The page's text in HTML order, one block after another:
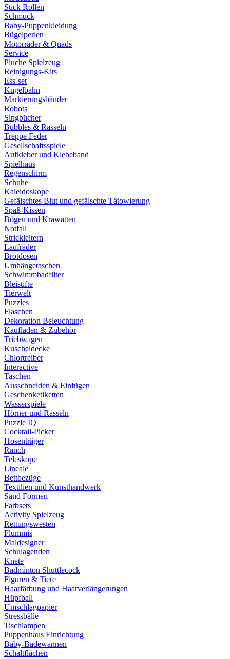
Stick Rollen
Schmuck
Baby-Puppenkleidung
Bügelperlen
Motorräder & Quads
Service
Pluche Spielzeug
Reinigungs-Kits
Ess-set
Kugelbahn
Markierungsbänder
Robots
Singbücher
Bubbles & Rasseln
Treppe Feder
Gesellschaftsspiele
Aufkleber und Klebeband
Spielhaus
Regenschirm
Schuhe
Kaleidoskope
Gefälschtes Blut und gefälschte Tätowierung
Spaß-Kissen
Bögen und Krawatten
Notfall
Strickleitern
Laufräder
Brotdosen
Umhängetaschen
Schwimmbadfilter
Bleistifte
Tierwelt
Puzzles
Flaschen
Dekoration Beleuchtung
Kaufladen & Zubehör
Triebwagen
Kuscheldecke
Chlortreiber
Interactive
Taschen
Ausschneiden & Einfügen
Geschenketiketten
Wasserspiele
Hörner und Rasseln
Puzzle IQ
Cocktail-Picker
Hosenträger
Ranch
Teleskope
Lineale
Bettbezüge
Textilien und Kunsthandwerk
Sand Formen
Farbsets
Activity Spielzeug
Rettungswesten
Flummis
Maldesigner
Schulagenden
Knete
Badminton Shuttlecock
Figuren & Tiere
Haarfärbung und Haarverlängerungen
Hüpfball
Umschlagpapier
Stressbälle
Tischlampen
Puppenhaus Einrichtung
Baby-Badewannen
Schaltflächen